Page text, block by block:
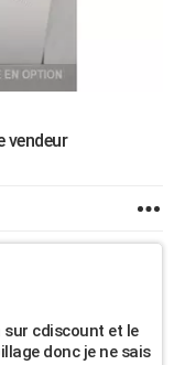
vendeur
sur cdiscount et le
donc je ne sais